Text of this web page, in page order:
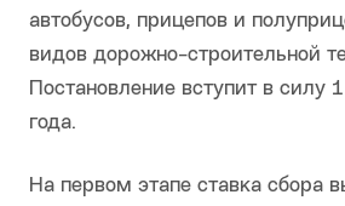
автобусов, прицепов и
видов дорожно-строительной
Постановление вступит в силу
года.
На первом этапе ставка сбора